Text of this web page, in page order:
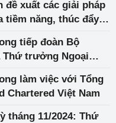
Nam – Trung Quốc
đề xuất các giải pháp
tiềm năng, thúc đẩy
tiếp đoàn Bộ
Thứ trưởng Ngoại
làm việc với Tổng
Chartered Việt Nam
tháng 11/2024: Thứ